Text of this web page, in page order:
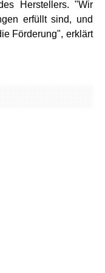
Herstellers. "Wir
erfüllt sind, und
Förderung", erklärt